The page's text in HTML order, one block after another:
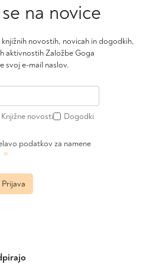
na novice
novostih, novicah in dogodkih,
aktivnostih Založbe Goga
svoj e-mail naslov.
Knjižne novosti Dogodki
podatkov za namene
»
Prijava